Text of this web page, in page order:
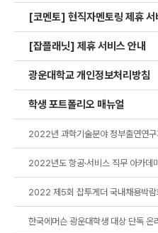
[코멘토] 현직자멘토링 제휴 서
[잡플래닛] 제휴 서비스 안내
광운대학교 개인정보처리방침
학생 포트폴리오 매뉴얼
2022년 과학기술분야 정부출연연구
2022년도 항공·서비스 직무 아카데미
2022 제5회 잡투게더 국내채용박람
한국에머슨 광운대학생 대상 단독 온